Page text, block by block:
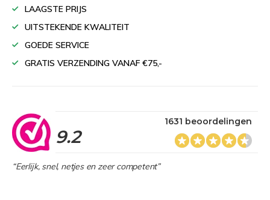
LAAGSTE PRIJS
UITSTEKENDE KWALITEIT
GOEDE SERVICE
GRATIS VERZENDING VANAF €75,-
9.2
1631 beoordelingen
“Eerlijk, snel, netjes en zeer competent”